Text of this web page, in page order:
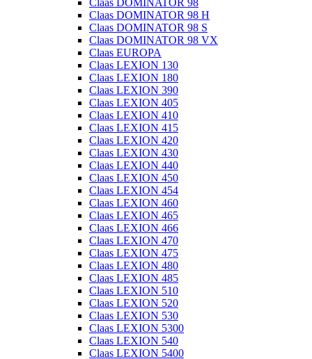
Claas DOMINATOR 98
Claas DOMINATOR 98 H
Claas DOMINATOR 98 S
Claas DOMINATOR 98 VX
Claas EUROPA
Claas LEXION 130
Claas LEXION 180
Claas LEXION 390
Claas LEXION 405
Claas LEXION 410
Claas LEXION 415
Claas LEXION 420
Claas LEXION 430
Claas LEXION 440
Claas LEXION 450
Claas LEXION 454
Claas LEXION 460
Claas LEXION 465
Claas LEXION 466
Claas LEXION 470
Claas LEXION 475
Claas LEXION 480
Claas LEXION 485
Claas LEXION 510
Claas LEXION 520
Claas LEXION 530
Claas LEXION 5300
Claas LEXION 540
Claas LEXION 5400